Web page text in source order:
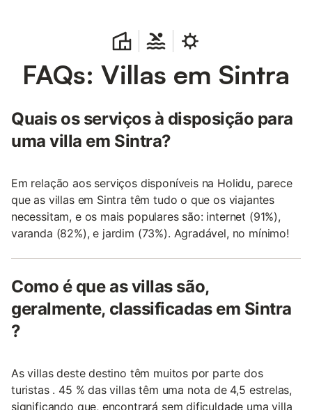
FAQs: Villas em Sintra
Quais os serviços à disposição para
uma villa em Sintra?
Em relação aos serviços disponíveis na Holidu, parece
que as villas em Sintra têm tudo o que os viajantes
necessitam, e os mais populares são: internet (91%),
varanda (82%), e jardim (73%). Agradável, no mínimo!
Como é que as villas são,
geralmente, classificadas em Sintra
?
As villas deste destino têm muitos por parte dos
turistas . 45 % das villas têm uma nota de 4,5 estrelas,
significando que, encontrará sem dificuldade uma villa